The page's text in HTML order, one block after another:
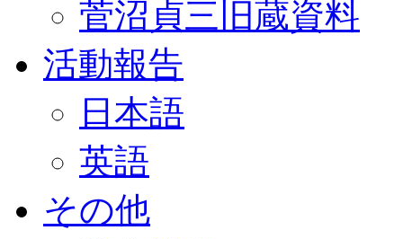
菅沼貞三旧蔵資料
活動報告
日本語
英語
その他